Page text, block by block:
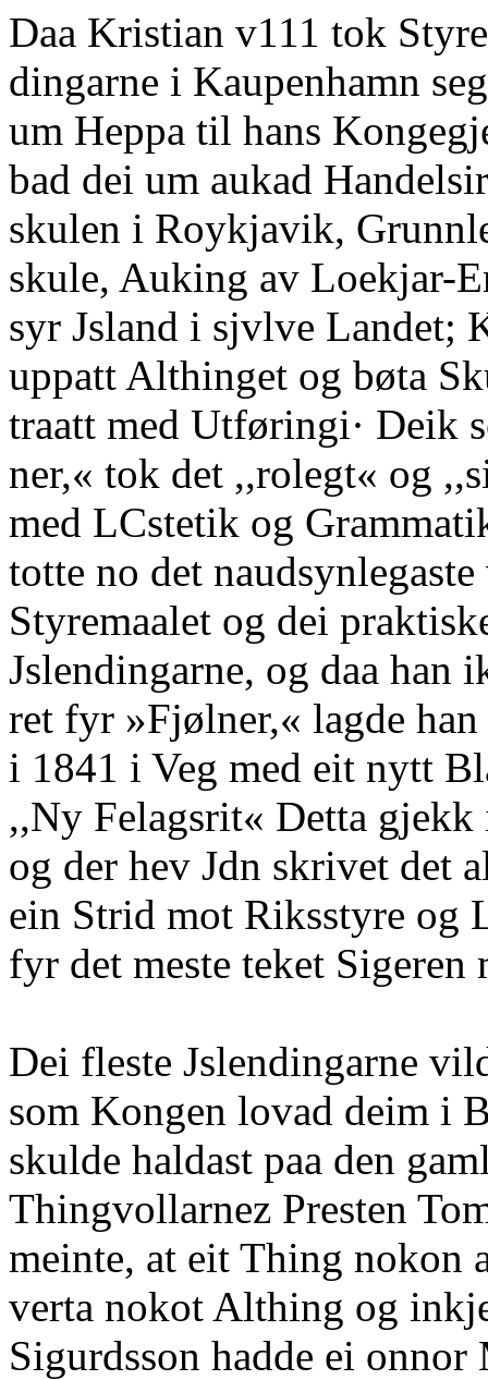
Daa Kristian v111 tok
dingarne i Kaupenhamn
um Heppa til hans
bad dei um aukad
skulen i Roykjavik,
skule, Auking av Loekjar-
syr Jsland i sjvlve Landet;
uppatt Althinget og bøta
traatt med Utføringi· Deik
ner,« tok det ,,rolegt« og
med LCstetik og
totte no det
Styremaalet og dei
Jslendingarne, og daa han
ret fyr »Fjølner,« lagde
i 1841 i Veg med eit nytt
,,Ny Felagsrit« Detta
og der hev Jdn skrivet det
ein Strid mot Riksstyre og
fyr det meste teket Sigeren
Dei fleste Jslendingarne
som Kongen lovad deim i
skulde haldast paa den
Thingvollarnez Presten
meinte, at eit Thing nokon
verta nokot Althing og
Sigurdsson hadde ei onnor